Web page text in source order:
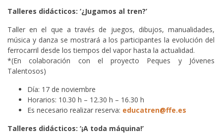
Talleres didácticos: ‘¿Jugamos al tren?’
Taller en el que a través de juegos, dibujos, manualidades,
música y danza se mostrará a los participantes la evolución del
ferrocarril desde los tiempos del vapor hasta la actualidad.
*(En colaboración con el proyecto Peques y Jóvenes
Talentosos)
Día: 17 de noviembre
Horarios: 10.30 h – 12.30 h – 16.30 h
Es necesario realizar reserva: educatren@ffe.es
Talleres didácticos: ‘¡A toda máquina!’